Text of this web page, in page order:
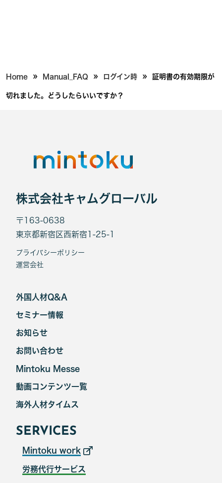
Home » Manual_FAQ » ログイン時 » 証明書の有効期限が
切れました。どうしたらいいですか？
株式会社キャムグローバル
〒163-0638
東京都新宿区西新宿1-25-1
プライバシーポリシー
運営会社
外国人材Q&A
セミナー情報
お知らせ
お問い合わせ
Mintoku Messe
海外人材タイムス
動画コンテンツ一覧
SERVICES
Mintoku work
労務代行サービス